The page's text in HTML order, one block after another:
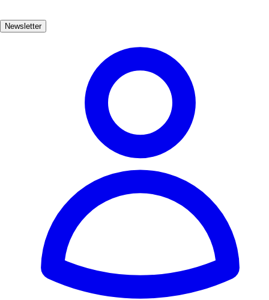
Newsletter
👎
0
Igreja de Santa Maria la Mayor
Igreja de Santa Maria de Cadaqués
Igreja de Santa Maria de Alcoy